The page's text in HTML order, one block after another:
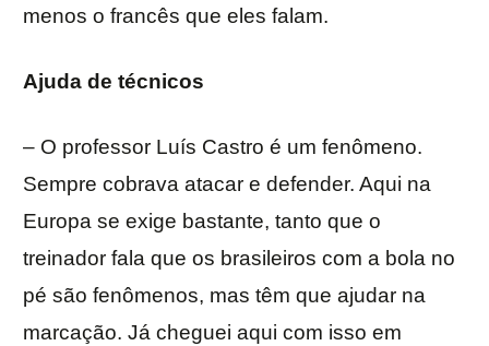
menos o francês que eles falam.
Ajuda de técnicos
– O professor Luís Castro é um fenômeno.
Sempre cobrava atacar e defender. Aqui na
Europa se exige bastante, tanto que o
treinador fala que os brasileiros com a bola no
pé são fenômenos, mas têm que ajudar na
marcação. Já cheguei aqui com isso em